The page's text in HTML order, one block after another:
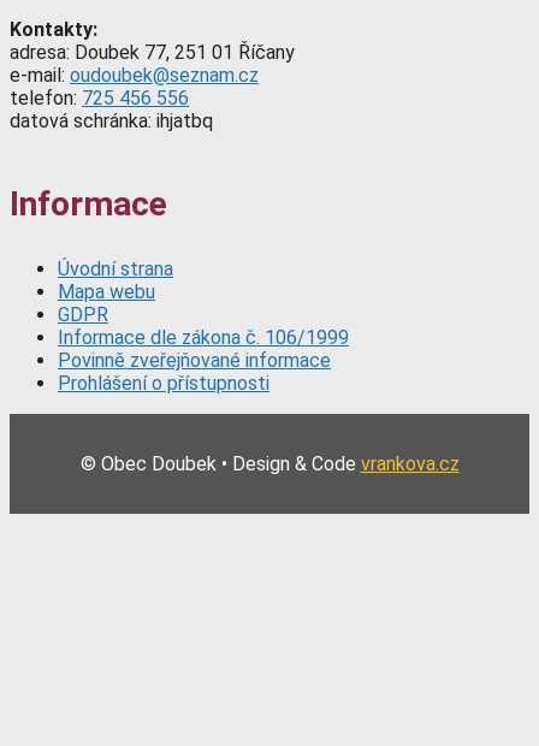
Kontakty:
adresa: Doubek 77, 251 01 Říčany
e-mail: oudoubek@seznam.cz
telefon: 725 456 556
datová schránka: ihjatbq
Informace
Úvodní strana
Mapa webu
GDPR
Informace dle zákona č. 106/1999
Povinně zveřejňované informace
Prohlášení o přístupnosti
© Obec Doubek • Design & Code vrankova.cz